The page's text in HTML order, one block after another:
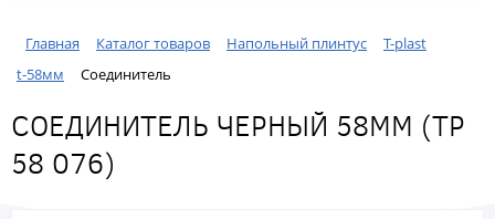
Главная Каталог товаров Напольный плинтус
T-plast
t-58мм
Соединитель
СОЕДИНИТЕЛЬ ЧЕРНЫЙ 58ММ (ТР
58 076)